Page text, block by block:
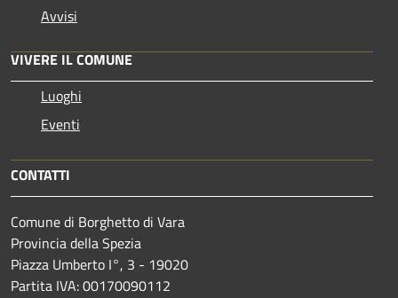
Avvisi
VIVERE IL COMUNE
Luoghi
Eventi
CONTATTI
Comune di Borghetto di Vara
Provincia della Spezia
Piazza Umberto I°, 3 - 19020
Partita IVA: 00170090112